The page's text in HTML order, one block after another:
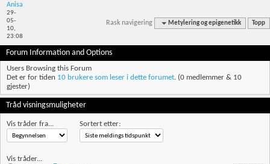
Anisa
29-
05-
10,
23:08
Rask navigering Metylering og epigenetikk Topp
Forum Information and Options
Users Browsing this Forum
Det er for tiden 10 brukere som leser i dette forumet. (0 medlemmer & 10
gjester)
Tråd visningsmuligheter
Vis tråder fra... Sortert etter:
Vis tråder...